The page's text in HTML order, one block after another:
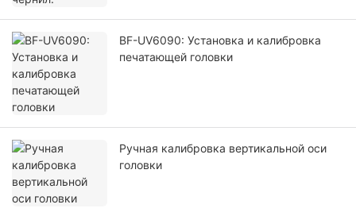
BF-UV6090: Установка и калибровка
печатающей головки
Ручная калибровка вертикальной оси
головки